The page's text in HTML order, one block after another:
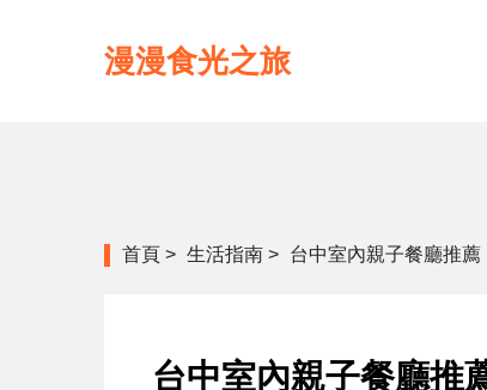
漫漫食光之旅
首頁 > 生活指南 > 台中室內親子餐廳推
台中室內親子餐廳推